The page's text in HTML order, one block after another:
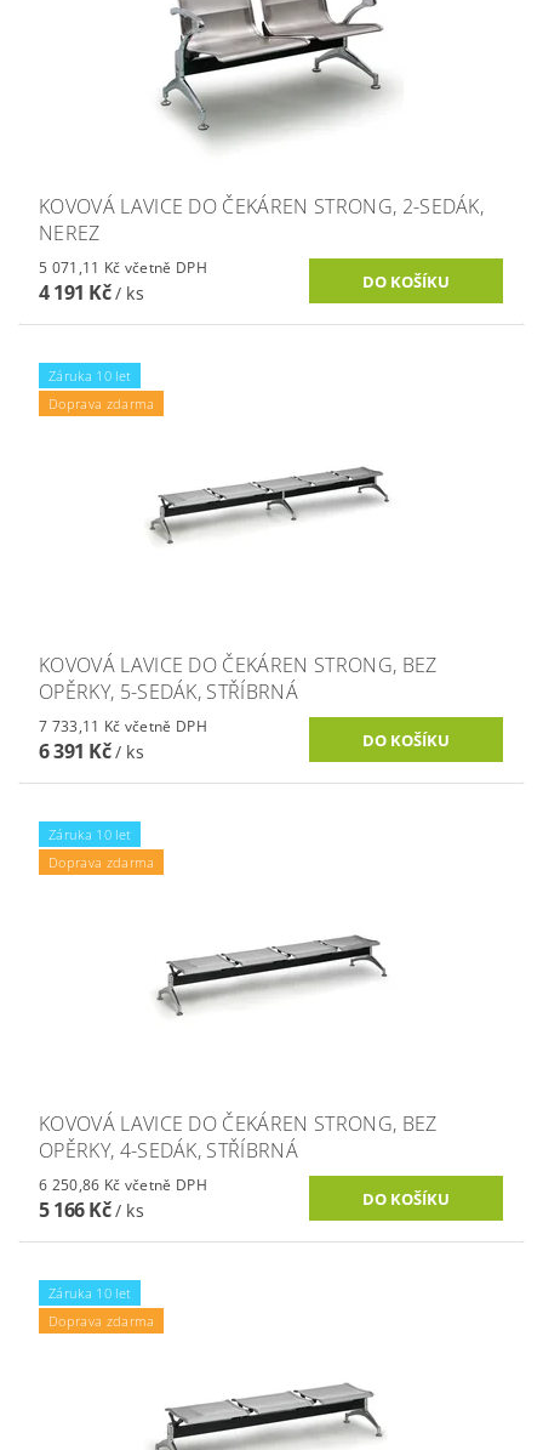
KOVOVÁ LAVICE DO ČEKÁREN STRONG, 2-SEDÁK,
NEREZ
5 071,11 Kč včetně DPH
4 191 Kč/ ks
Záruka 10 let
Doprava zdarma
KOVOVÁ LAVICE DO ČEKÁREN STRONG, BEZ
OPĚRKY, 5-SEDÁK, STŘÍBRNÁ
7 733,11 Kč včetně DPH
6 391 Kč/ ks
Záruka 10 let
Doprava zdarma
KOVOVÁ LAVICE DO ČEKÁREN STRONG, BEZ
OPĚRKY, 4-SEDÁK, STŘÍBRNÁ
6 250,86 Kč včetně DPH
5 166 Kč/ ks
Záruka 10 let
Doprava zdarma